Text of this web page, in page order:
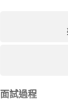
面試過程